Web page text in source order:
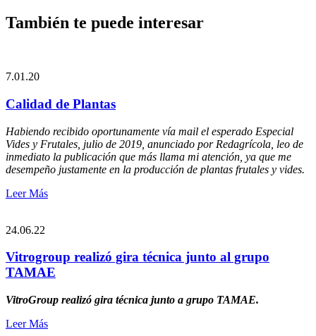
También te puede interesar
7.01.20
Calidad de Plantas
Habiendo recibido oportunamente vía mail el esperado Especial
Vides y Frutales, julio de 2019, anunciado por Redagrícola, leo de
inmediato la publicación que más llama mi atención, ya que me
desempeño justamente en la producción de plantas frutales y vides.
Leer Más
24.06.22
Vitrogroup realizó gira técnica junto al grupo
TAMAE
VitroGroup realizó gira técnica junto a grupo TAMAE.
Leer Más